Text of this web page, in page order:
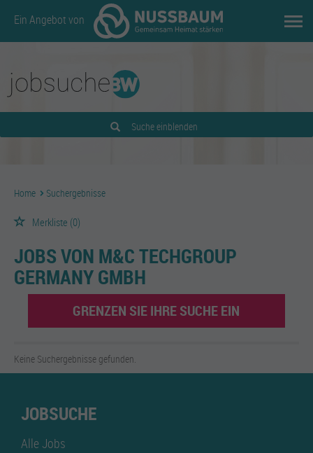
Ein Angebot von
Suche einblenden
Home Suchergebnisse
Merkliste (0)
JOBS VON M&C TECHGROUP
GERMANY GMBH
GRENZEN SIE IHRE SUCHE EIN
Keine Suchergebnisse gefunden.
JOBSUCHE
Alle Jobs